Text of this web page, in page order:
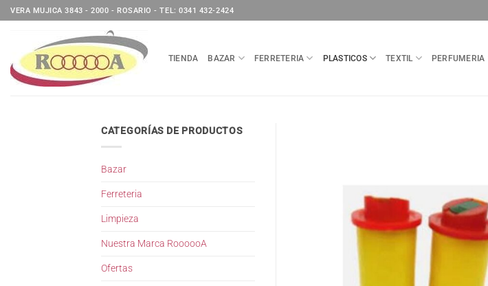
Saltar
al
VERA MUJICA 3843 - 2000 - ROSARIO - TEL: 0341 432-2424
TIENDA BAZAR FERRETERIA PLASTICOS TEXTIL PERFUMERIA
CATEGORÍAS DE PRODUCTOS
Bazar
Ferreteria
Limpieza
Nuestra Marca RoooooA
Ofertas